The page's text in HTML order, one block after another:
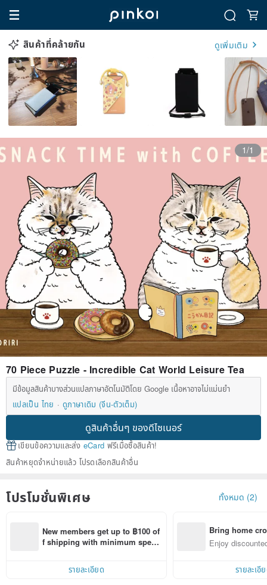
สินค้าที่คล้ายกัน ดูเพิ่มเติม
1/1
70 Piece Puzzle - Incredible Cat World Leisure Tea
มีข้อมูลสินค้าบางส่วนแปลภาษาอัตโนมัติโดย Google เนื้อหาอาจไม่แม่นยำ
แปลเป็น ไทย
ดูภาษาเดิม (จีน-ตัวเต็ม)
ดูสินค้าอื่นๆ ของดีไซเนอร์
เขียนข้อความและส่ง eCard ฟรีเมื่อซื้อสินค้า!
สินค้าหยุดจำหน่ายแล้ว โปรดเลือกสินค้าอื่น
โปรโมชั่นพิเศษ ทั้งหมด (2)
New members get up to ฿100 of
f shipping with minimum spen
within 7 days!
รายละเอียด
Bring home
n with ease
Enjoy
รายละเอี